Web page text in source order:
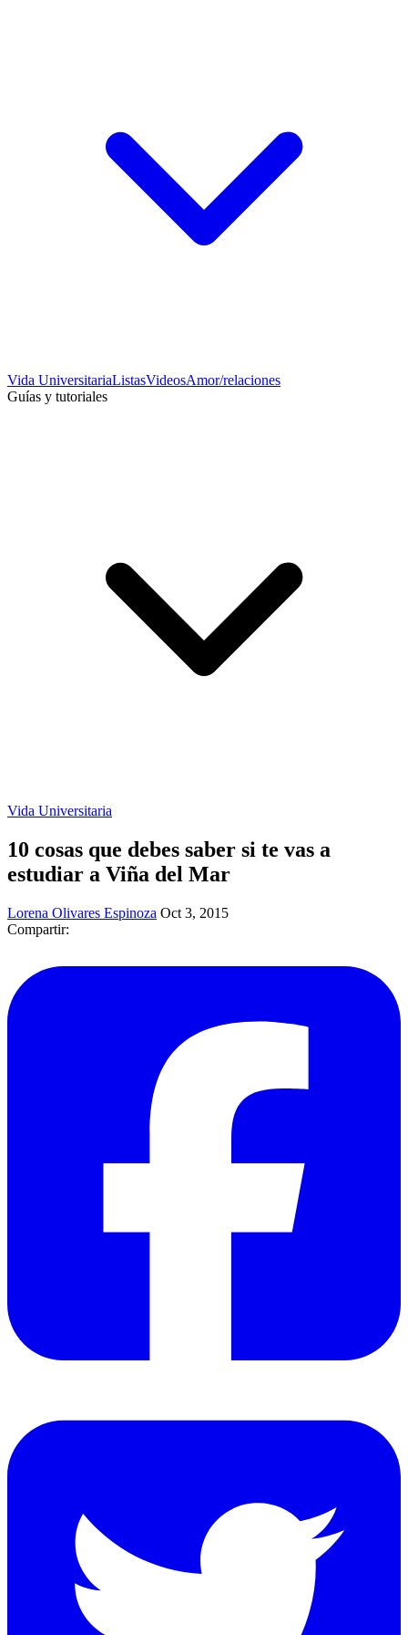
Vida UniversitariaListasVideosAmor/relaciones
Guías y tutoriales
Vida Universitaria
10 cosas que debes saber si te vas a
estudiar a Viña del Mar
Lorena Olivares Espinoza Oct 3, 2015
Compartir: